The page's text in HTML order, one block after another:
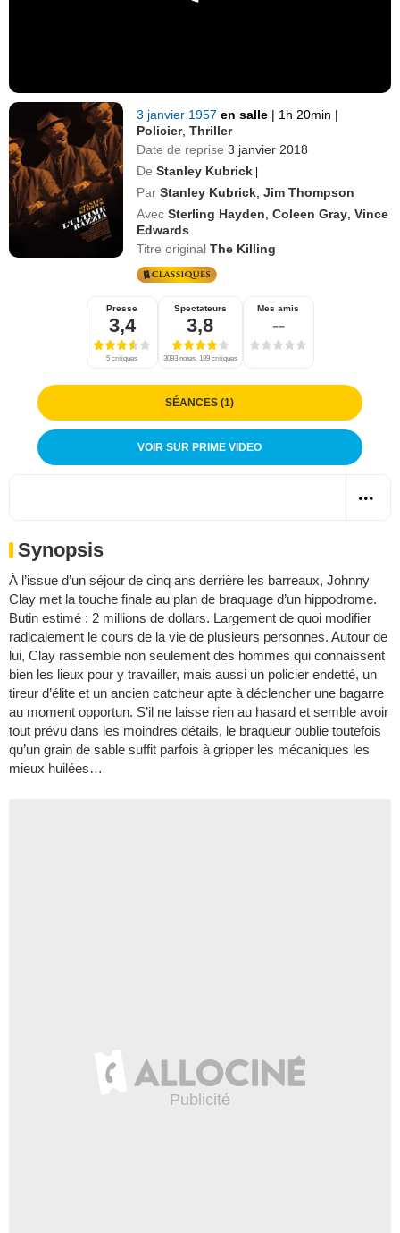
3 janvier 1957en salle | 1h 20min |
Policier,Thriller
Date de reprise 3 janvier 2018
De Stanley Kubrick |
Par Stanley Kubrick ,Jim Thompson
Avec Sterling Hayden ,Coleen Gray ,Vince
Edwards
Titre originalThe Killing
Presse
3,4
5 critiques
Spectateurs
3,8
3093 notes, 189 critiques
Mes amis
--
SÉANCES (1)
VOIR SUR PRIME VIDEO
Synopsis
À l’issue d’un séjour de cinq ans derrière les barreaux, Johnny
Clay met la touche finale au plan de braquage d’un hippodrome.
Butin estimé : 2 millions de dollars. Largement de quoi modifier
radicalement le cours de la vie de plusieurs personnes. Autour de
lui, Clay rassemble non seulement des hommes qui connaissent
bien les lieux pour y travailler, mais aussi un policier endetté, un
tireur d’élite et un ancien catcheur apte à déclencher une bagarre
au moment opportun. S’il ne laisse rien au hasard et semble avoir
tout prévu dans les moindres détails, le braqueur oublie toutefois
qu’un grain de sable suffit parfois à gripper les mécaniques les
mieux huilées…